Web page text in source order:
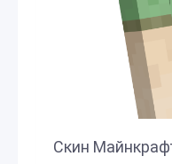
Скин